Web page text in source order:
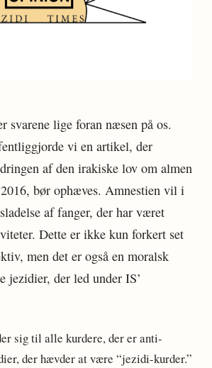
svarene lige foran næsen på os.
vi en artikel, der
af den irakiske lov om almen
bør ophæves. Amnestien vil i
af fanger, der har været
Dette er ikke kun forkert set
men det er også en moralsk
jezidier, der led under IS’
sig til alle kurdere, der er anti-
der hævder at være “jezidi-kurder.”